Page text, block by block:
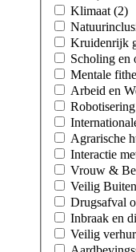
Klimaat (2)